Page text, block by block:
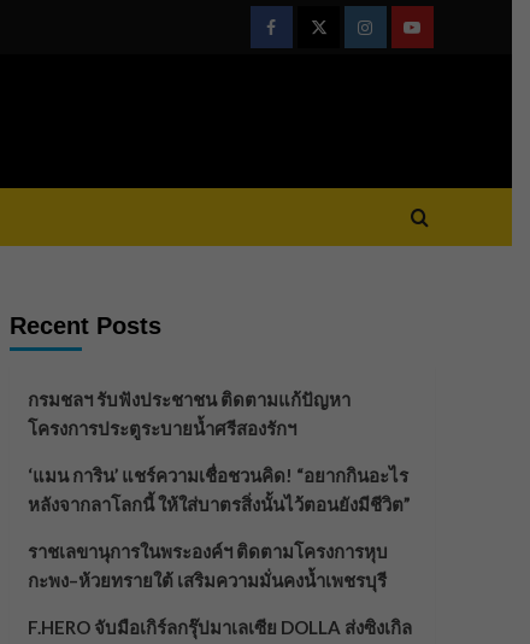
FacebookTwitterInstagramYoutube
Recent Posts
กรมชลฯ รับฟังประชาชน ติดตามแก้ปัญหา
โครงการประตูระบายน้ำศรีสองรักฯ
‘แมน การิน’ แชร์ความเชื่อชวนคิด! “อยากกินอะไร
หลังจากลาโลกนี้ ให้ใส่บาตรสิ่งนั้นไว้ตอนยังมีชีวิต”
ราชเลขานุการในพระองค์ฯ ติดตามโครงการหุบ
กะพง–ห้วยทรายใต้ เสริมความมั่นคงน้ำเพชรบุรี
F.HERO จับมือเกิร์ลกรุ๊ปมาเลเซีย DOLLA ส่งซิงเกิล